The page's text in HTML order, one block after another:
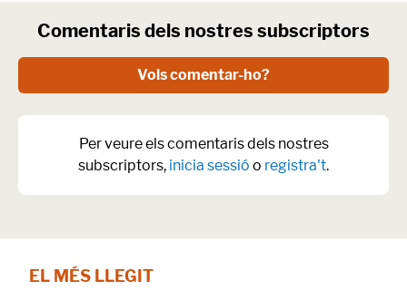
Comentaris dels nostres subscriptors
Vols comentar-ho?
Per veure els comentaris dels nostres
subscriptors, inicia sessió o registra't.
EL MÉS LLEGIT